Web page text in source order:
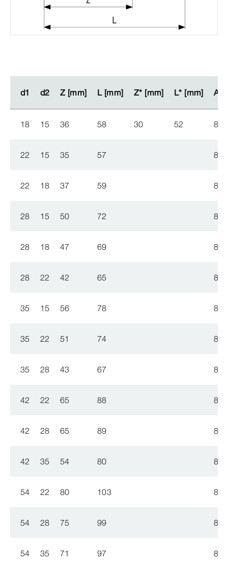
d1 d2 Z [mm] L [mm] Z* [mm] L* [mm]
d1 d2 Z [mm] L [mm] Z* [mm] L* [mm]
18 15 36 58 30 52
22 15 35 57
22 18 37 59
28 15 50 72
28 18 47 69
28 22 42 65
35 15 56 78
35 22 51 74
35 28 43 67
42 22 65 88
42 28 65 89
42 35 54 80
54 22 80 103
54 28 75 99
54 35 71 97